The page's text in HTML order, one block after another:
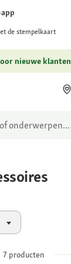
de stempelkaart
nieuwe klanten
7producten